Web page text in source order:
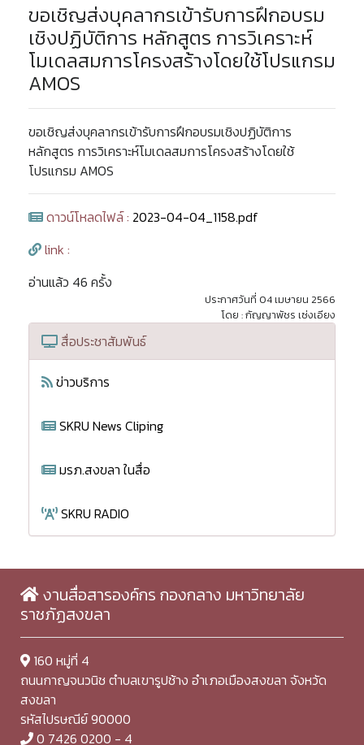
ขอเชิญส่งบุคลากรเข้ารับการฝึกอบรม
เชิงปฏิบัติการ หลักสูตร การวิเคราะห์
โมเดลสมการโครงสร้างโดยใช้โปรแกรม
AMOS
ขอเชิญส่งบุคลากรเข้ารับการฝึกอบรมเชิงปฏิบัติการ
หลักสูตร การวิเคราะห์โมเดลสมการโครงสร้างโดยใช้
โปรแกรม AMOS
ดาวน์โหลดไฟล์ : 2023-04-04_1158.pdf
link :
อ่านแล้ว 46 ครั้ง
ประกาศวันที่ 04 เมษายน 2566
โดย : กัญญาพัชร เซ่งเอียง
สื่อประชาสัมพันธ์
ข่าวบริการ
SKRU News Cliping
มรภ.สงขลา ในสื่อ
SKRU RADIO
งานสื่อสารองค์กร กองกลาง มหาวิทยาลัย
ราชภัฏสงขลา
160 หมู่ที่ 4
ถนนกาญจนวนิช ตำบลเขารูปช้าง อำเภอเมืองสงขลา จังหวัด
สงขลา
รหัสไปรษณีย์ 90000
0 7426 0200 - 4